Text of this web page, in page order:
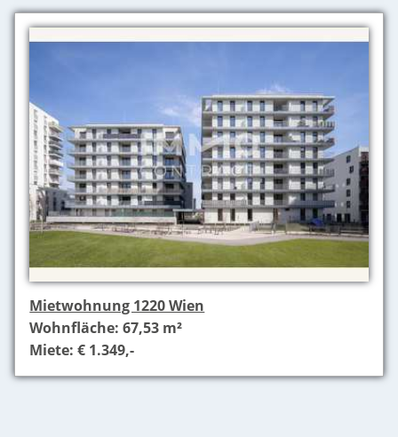
Mietwohnung 1220 Wien
Wohnfläche: 67,53 m²
Miete: € 1.349,-